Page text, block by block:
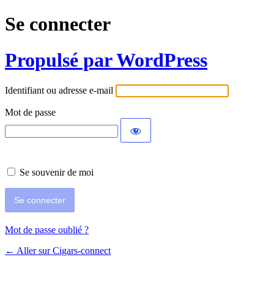
Se connecter
Propulsé par WordPress
Identifiant ou adresse e-mail
Mot de passe
Se souvenir de moi
Mot de passe oublié ?
← Aller sur Cigars-connect